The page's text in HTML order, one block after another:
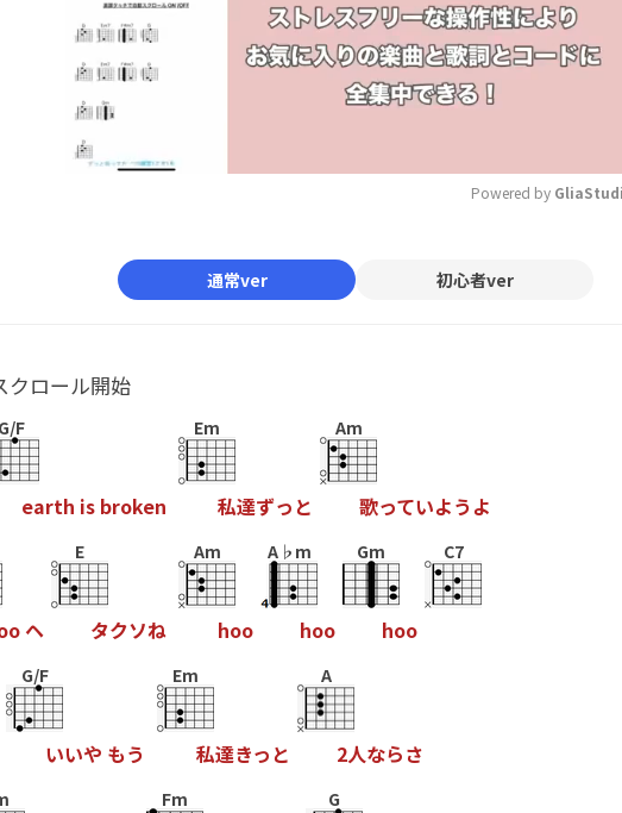
Powered by
通常ver 初心者ver
クロール開始
G/F
earth is broken
Em
私達ずっ と
Am
歌っていよう よ
o ヘ
E
タクソね
Am
hoo
A♭m
hoo
Gm
hoo
C7
G/F
いいや もう
Em
私達きっ と
A
2人ならさ
Fm G